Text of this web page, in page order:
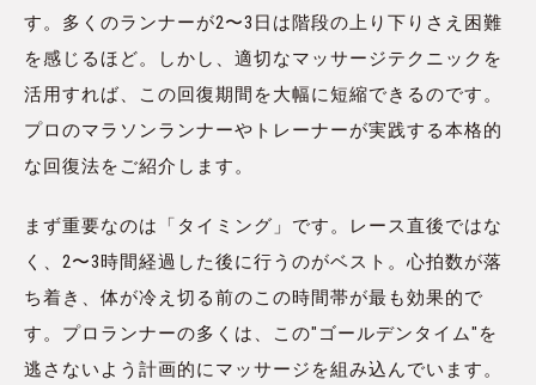
す。多くのランナーが2〜3日は階段の上り下りさえ困難
を感じるほど。しかし、適切なマッサージテクニックを
活用すれば、この回復期間を大幅に短縮できるのです。
プロのマラソンランナーやトレーナーが実践する本格的
な回復法をご紹介します。
まず重要なのは「タイミング」です。レース直後ではな
く、2〜3時間経過した後に行うのがベスト。心拍数が落
ち着き、体が冷え切る前のこの時間帯が最も効果的で
す。プロランナーの多くは、この"ゴールデンタイム"を
逃さないよう計画的にマッサージを組み込んでいます。